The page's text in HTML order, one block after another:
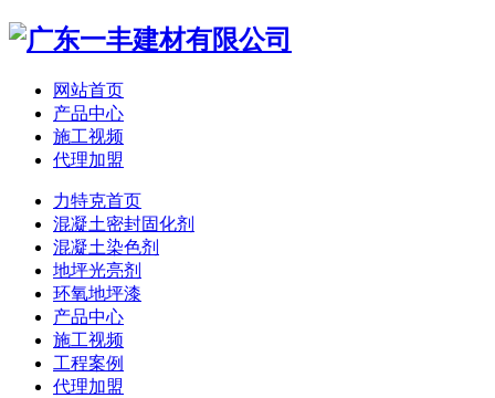
网站首页
产品中心
施工视频
代理加盟
力特克首页
混凝土密封固化剂
混凝土染色剂
地坪光亮剂
环氧地坪漆
产品中心
施工视频
工程案例
代理加盟